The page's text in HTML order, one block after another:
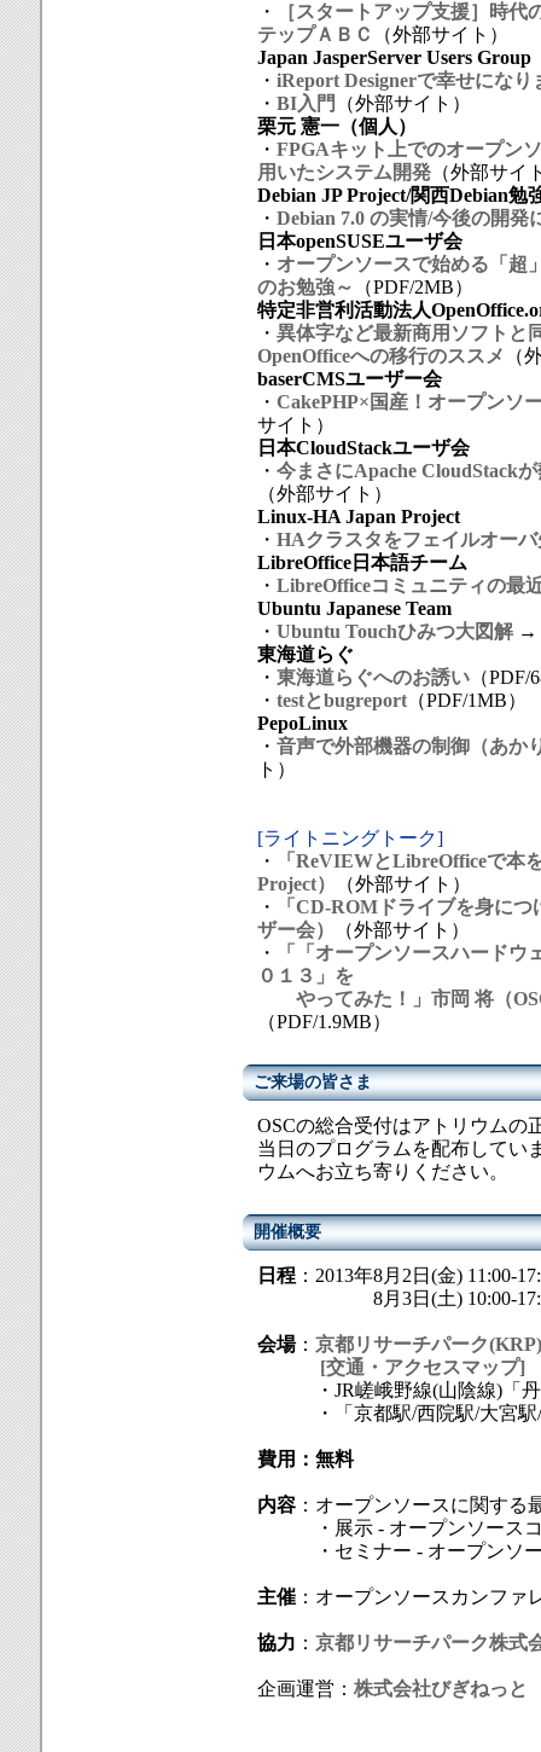
・
［スタートアップ支援］時
テップＡＢＣ
（外部サイト）
Japan JasperServer Users Group
・ iReport Designerで幸せになり
・ BI入門
（外部サイト）
栗元 憲一（個人）
・ FPGAキット上でのオープン
用いたシステム開発 （外部サイ
Debian JP Project/関西Debian勉
・ Debian 7.0 の実情/今後の開発
日本openSUSEユーザ会
・ オープンソースで始める「超
のお勉強～
（PDF/2MB）
特定非営利活動法人
・ 異体字など最新商用ソフトと
OpenOfficeへの移行のススメ
（
baserCMSユーザー会
・ CakePHP×国産！オープンソ
サイト）
日本CloudStackユーザ会
・ 今まさにApache CloudStack
（外部サイト）
Linux-HA Japan Project
・ HAクラスタをフェイルオー
LibreOffice日本語チーム
・ LibreOfficeコミュニティの最
Ubuntu Japanese Team
・ Ubuntu Touchひみつ大図解→
東海道らぐ
・ 東海道らぐへのお誘い （
・ testとbugreport （PDF/1MB）
PepoLinux
・ 音声で外部機器の制御（あか
ト）
[ライトニングトーク]
・
「ReVIEWとLibreOfficeで本
Project）
（外部サイト）
・
「CD-ROMドライブを身に
ザー会）
（外部サイト）
・
「「オープンソースハード
０１３」を
やってみた！」市岡 将（
（PDF/1.9MB）
ご来場の皆さま
OSCの総合受付はアトリウムの
当日のプログラムを配布してい
ウムへお立ち寄りください。
開催概要
日程 ：2013年8月2日(金) 11:00-
8月3日(土) 10:00-17:30
会場： 京都リサーチパーク
[交通・アクセスマップ]
・JR嵯峨野線(山陰線)「丹
・「京都駅/西院駅/大宮駅/
費用：無料
内容 ：オープンソースに関する
・展示 - オープンソースコ
・セミナー - オープンソー
主催 ：オープンソースカンファ
協力 ： 京都リサーチパーク株式
企画運営： 株式会社びぎねっと